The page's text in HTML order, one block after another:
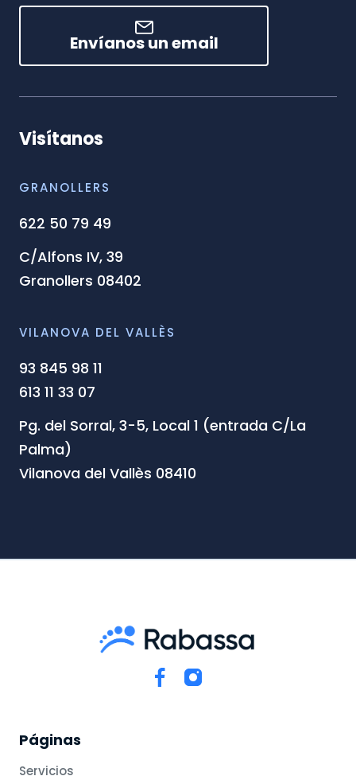
Envíanos un email
Visítanos
GRANOLLERS
622 50 79 49
C/Alfons IV, 39
Granollers 08402
VILANOVA DEL VALLÈS
93 845 98 11
613 11 33 07
Pg. del Sorral, 3-5, Local 1 (entrada C/La
Palma)
Vilanova del Vallès 08410
Páginas
Servicios